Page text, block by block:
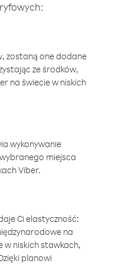
zostaną one dodane
ze środków,
na świecie w niskich
wykonywanie
miejsca
Viber.
Ci elastyczność:
na
niskich stawkach,
planowi